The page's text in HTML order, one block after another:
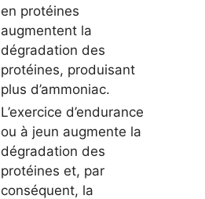
en protéines
augmentent la
dégradation des
protéines, produisant
plus d’ammoniac.
L’exercice d’endurance
ou à jeun augmente la
dégradation des
protéines et, par
conséquent, la